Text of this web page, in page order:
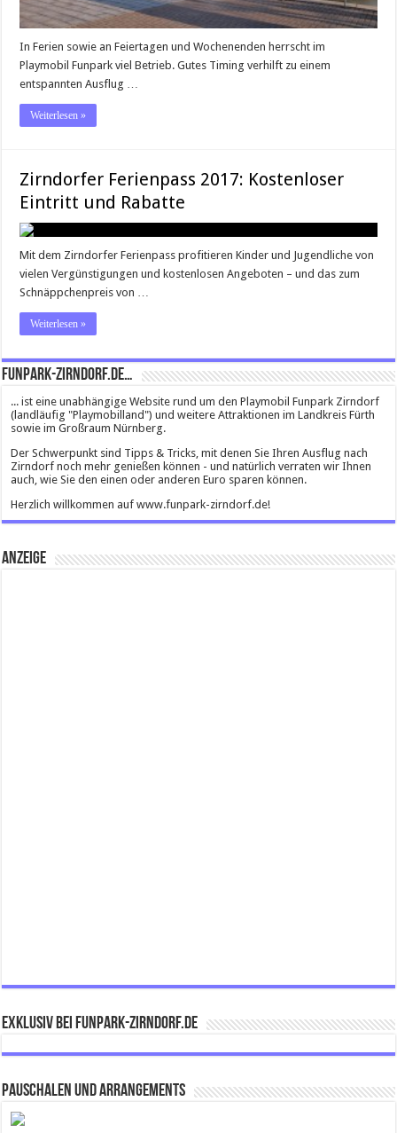
In Ferien sowie an Feiertagen und Wochenenden herrscht im
Playmobil Funpark viel Betrieb. Gutes Timing verhilft zu einem
entspannten Ausflug …
Weiterlesen »
Zirndorfer Ferienpass 2017: Kostenloser
Eintritt und Rabatte
Mit dem Zirndorfer Ferienpass profitieren Kinder und Jugendliche von
vielen Vergünstigungen und kostenlosen Angeboten – und das zum
Schnäppchenpreis von …
Weiterlesen »
Funpark-Zirndorf.de…
... ist eine unabhängige Website rund um den Playmobil Funpark Zirndorf
(landläufig "Playmobilland") und weitere Attraktionen im Landkreis Fürth
sowie im Großraum Nürnberg.
Der Schwerpunkt sind Tipps & Tricks, mit denen Sie Ihren Ausflug nach
Zirndorf noch mehr genießen können - und natürlich verraten wir Ihnen
auch, wie Sie den einen oder anderen Euro sparen können.
Herzlich willkommen auf www.funpark-zirndorf.de!
Anzeige
Exklusiv bei FUNPARK-ZIRNDORF.DE
Pauschalen und Arrangements